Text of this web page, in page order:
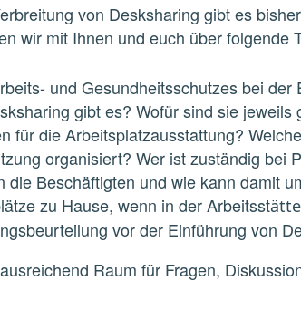
von Desksharing gibt es
wir mit Ihnen und euch über folgende
- und Gesundheitsschutzes bei der
gibt es? Wofür sind sie jeweils
für die Arbeitsplatzausstattung?
organisiert? Wer ist zuständig bei
die Beschäftigten und wie kann damit
zu Hause, wenn in der Arbeitsst
vor der Einführung von
ausreichend Raum für Fragen,